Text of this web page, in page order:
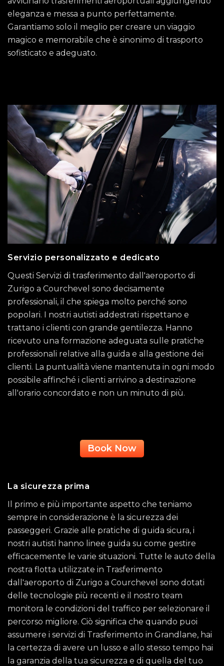
eleganza e messa a punto perfettamente.
Garantiamo solo il meglio per creare un viaggio
magico e memorabile che è sinonimo di trasporto
sofisticato e adeguato.
Servizio personalizzato e dedicato
Questi Servizi di trasferimento dall'aeroporto di
Zurigo a Courchevel sono decisamente
professionali, il che spiega molto perché sono
popolari. I nostri autisti addestrati rispettano e
trattano i clienti con grande gentilezza. Hanno
ricevuto una formazione adeguata sulle pratiche
professionali relative alla guida e alla gestione dei
clienti. La puntualità viene mantenuta in ogni modo
possibile affinché i clienti arrivino a destinazione
all'orario concordato e non un minuto di più.
Book Now
La sicurezza prima
Il primo e più importante aspetto che teniamo
sempre in considerazione è la sicurezza dei
passeggeri. Grazie alle pratiche di guida sicura, i
nostri autisti hanno linee guida su come gestire
efficacemente le varie situazioni. Tutte le auto della
nostra flotta utilizzate in Trasferimento
dall'aeroporto di Zurigo a Courchevel sono dotati
delle tecnologie più recenti e il nostro team
monitora le condizioni del traffico per selezionare il
percorso migliore. Ciò significa che quando puoi
assumere i servizi di Trasferimento in Grandlane, hai
la certezza di avere un lusso e allo stesso tempo hai
la garanzia della tua sicurezza e di quella del tuo